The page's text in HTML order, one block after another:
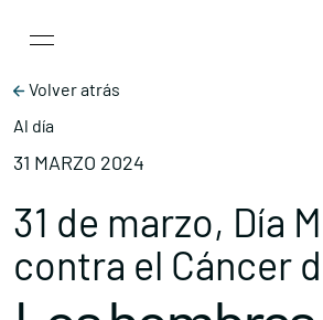
Main
Volver atrás
Al día
31 MARZO 2024
31 de marzo, Día
contra el Cáncer